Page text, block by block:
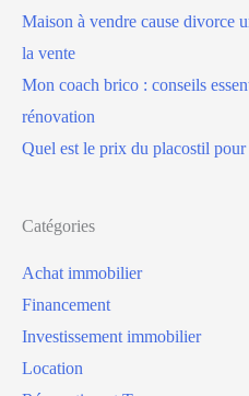
Maison à vendre cause divorce
la vente
Mon coach brico : conseils
rénovation
Quel est le prix du placostil
Catégories
Achat immobilier
Financement
Investissement immobilier
Location